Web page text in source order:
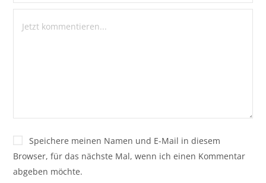
Speichere meinen Namen und E-Mail in diesem
Browser, für das nächste Mal, wenn ich einen Kommentar
abgeben möchte.